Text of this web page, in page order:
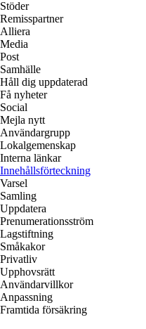
Stöder
Remisspartner
Alliera
Media
Post
Samhälle
Håll dig uppdaterad
Få nyheter
Social
Mejla nytt
Användargrupp
Lokalgemenskap
Interna länkar
Innehållsförteckning
Varsel
Samling
Uppdatera
Prenumerationsström
Lagstiftning
Småkakor
Privatliv
Upphovsrätt
Användarvillkor
Anpassning
Framtida försäkring